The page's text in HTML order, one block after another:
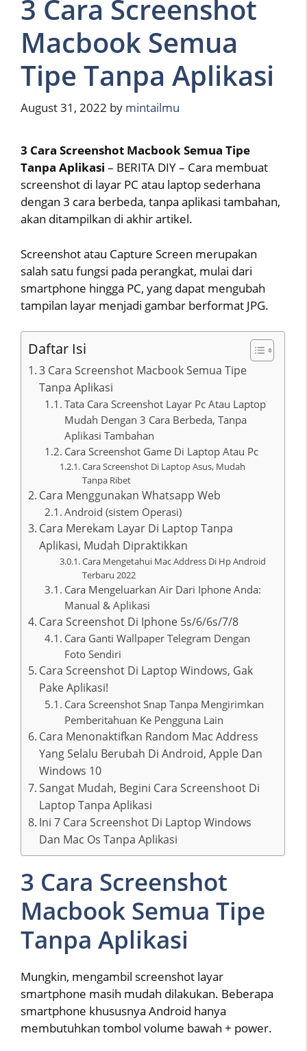
3 Cara Screenshot
Macbook Semua
Tipe Tanpa Aplikasi
August 31, 2022 by mintailmu
3 Cara Screenshot Macbook Semua Tipe
Tanpa Aplikasi – BERITA DIY – Cara membuat
screenshot di layar PC atau laptop sederhana
dengan 3 cara berbeda, tanpa aplikasi tambahan,
akan ditampilkan di akhir artikel.
Screenshot atau Capture Screen merupakan
salah satu fungsi pada perangkat, mulai dari
smartphone hingga PC, yang dapat mengubah
tampilan layar menjadi gambar berformat JPG.
Daftar Isi
3 Cara Screenshot Macbook Semua Tipe
Tanpa Aplikasi
Tata Cara Screenshot Layar Pc Atau Laptop
Mudah Dengan 3 Cara Berbeda, Tanpa
Aplikasi Tambahan
Cara Screenshot Game Di Laptop Atau Pc
Cara Screenshot Di Laptop Asus, Mudah
Tanpa Ribet
Cara Menggunakan Whatsapp Web
Android (sistem Operasi)
Cara Merekam Layar Di Laptop Tanpa
Aplikasi, Mudah Dipraktikkan
Cara Mengetahui Mac Address Di Hp Android
Terbaru 2022
Cara Mengeluarkan Air Dari Iphone Anda:
Manual & Aplikasi
Cara Screenshot Di Iphone 5s/6/6s/7/8
Cara Ganti Wallpaper Telegram Dengan
Foto Sendiri
Cara Screenshot Di Laptop Windows, Gak
Pake Aplikasi!
Cara Screenshot Snap Tanpa Mengirimkan
Pemberitahuan Ke Pengguna Lain
Cara Menonaktifkan Random Mac Address
Yang Selalu Berubah Di Android, Apple Dan
Windows 10
Sangat Mudah, Begini Cara Screenshoot Di
Laptop Tanpa Aplikasi
Ini 7 Cara Screenshot Di Laptop Windows
Dan Mac Os Tanpa Aplikasi
3 Cara Screenshot
Macbook Semua Tipe
Tanpa Aplikasi
Mungkin, mengambil screenshot layar
smartphone masih mudah dilakukan. Beberapa
smartphone khususnya Android hanya
membutuhkan tombol volume bawah + power.